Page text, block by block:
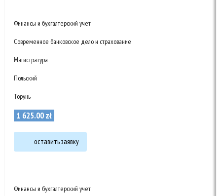
Финансы и бухгалтерский учет
Современное банковское дело и страхование
Магистратура
Польский
Торунь
1 625.00zł
оставить заявку
Финансы и бухгалтерский учет